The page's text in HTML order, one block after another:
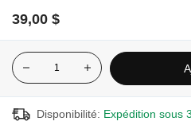
39,00 $
Disponibilité: Expédition sous